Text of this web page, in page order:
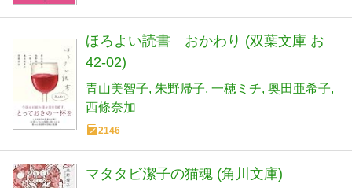
ほろよい読書 おかわり (双葉文庫 お
42-02)
青山美智子 朱野帰子 一穂ミチ 奥田亜希子
西條奈加
2146
マタタビ潔子の猫魂 (角川文庫)